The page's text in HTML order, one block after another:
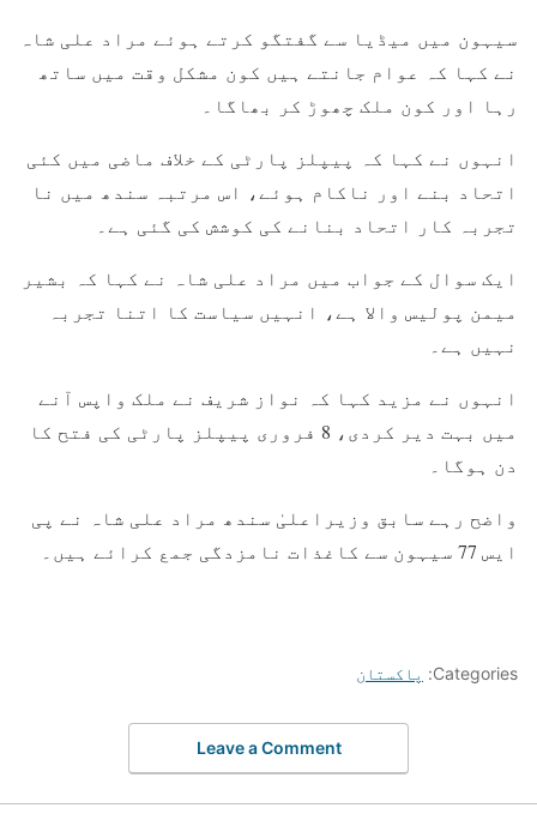
سیہون میں میڈیا سے گفتگو کرتے ہوئے مراد علی شاہ
نے کہا کہ عوام جانتے ہیں کون مشکل وقت میں ساتھ
رہا اور کون ملک چھوڑ کر بھاگا۔
انہوں نے کہا کہ پیپلز پارٹی کے خلاف ماضی میں کئی
اتحاد بنے اور ناکام ہوئے، اس مرتبہ سندھ میں نا
تجربہ کار اتحاد بنانے کی کوشش کی گئی ہے۔
ایک سوال کے جواب میں مراد علی شاہ نے کہا کہ بشیر
میمن پولیس والا ہے، انہیں سیاست کا اتنا تجربہ
نہیں ہے۔
انہوں نے مزید کہا کہ نواز شریف نے ملک واپس آنے
میں بہت دیر کردی، 8 فروری پیپلز پارٹی کی فتح کا
دن ہوگا۔
واضح رہے سابق وزیراعلیٰ سندھ مراد علی شاہ نے پی
ایس 77 سیہون سے کاغذات نامزدگی جمع کرائے ہیں۔
Categories: پاکستان
Leave a Comment